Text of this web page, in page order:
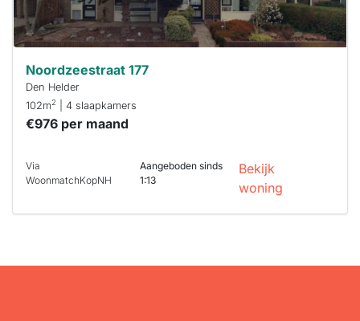
Noordzeestraat 177
Den Helder
102m2 | 4 slaapkamers
€976 per maand
Via
WoonmatchKopNH
Aangeboden sinds
1:13
Bekijk
woning